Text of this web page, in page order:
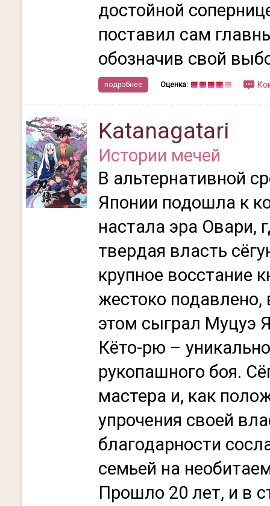
достойной
поставил сам
обозначив свой
подробнее Оценка:
Katanagatari
Истории мечей
В альтернативной
Японии подошла к
настала эра Овари,
твердая власть
крупное восстание
жестоко
этом сыграл Муцуэ
Кёто-рю –
рукопашного боя.
мастера и, как
упрочения своей
благодарности
семьей на
Прошло 20 лет, и в